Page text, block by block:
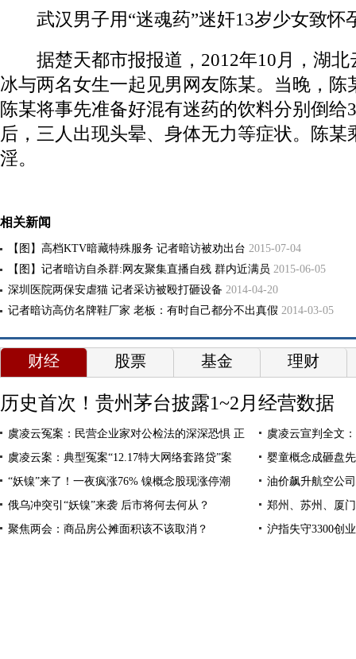
武汉男子用“迷魂药”迷奸13岁少女致怀
据楚天都市报报道，2012年10月，湖北
冰与两名女生一起见男网友陈某。当晚，陈
陈某将事先准备好混有迷药的饮料分别倒给
后，三人出现头晕、身体无力等症状。陈某
淫。
相关新闻
【图】高档KTV暗藏特殊服务 记者暗访被劝出台 2015-07-04
【图】记者暗访自杀群:网友聚集直播自残 群内近满员 2015-06-05
深圳医院两保安虐猫 记者采访被殴打砸设备 2014-04-20
记者暗访高仿名牌鞋厂家 老板：有时自己都分不出真假 2014-03-05
财经 股票 基金 理财
历史首次！贵州茅台披露1~2月经营数据
虞凌云冤案：民营企业家对公检法的深深恐惧 正
虞凌云宣判全文
虞凌云案：典型冤案“12.17特大网络套路贷”案
婴童概念成砸盘
“妖镍”来了！一夜疯涨76% 镍概念股现涨停潮
油价飙升航空公
俄乌冲突引“妖镍”来袭 后市将何去何从？
郑州、苏州、厦
聚焦两会：商品房公摊面积该不该取消？
沪指失守3300创